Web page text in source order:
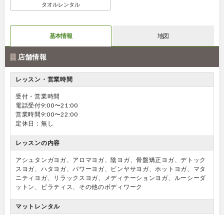
タオルレンタル
基本情報 地図
店舗情報
レッスン・営業時間
受付・営業時間
電話受付9:00〜21:00
営業時間9:00〜22:00
定休日：無し
レッスンの内容
アシュタンガヨガ、アロマヨガ、陰ヨガ、骨盤矯正ヨガ、デトック
スヨガ、ハタヨガ、パワーヨガ、ビンヤサヨガ、ホットヨガ、マタ
ニティヨガ、リラックスヨガ、メディテーションヨガ、ルーシーダ
ットン、ピラティス、その他のボディワーク
マットレンタル